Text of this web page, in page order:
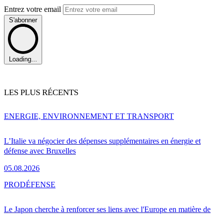
Entrez votre email
S'abonner
Loading...
LES PLUS RÉCENTS
L’Italie va négocier des dépenses supplémentaires en énergie et
défense avec Bruxelles
05.08.2026
ENERGIE, ENVIRONNEMENT ET TRANSPORT
Le Japon cherche à renforcer ses liens avec l'Europe en matière de
PRODÉFENSE